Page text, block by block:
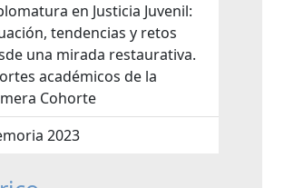
en Justicia Juvenil:
tendencias y retos
una mirada restaurativa.
académicos de la
Cohorte
2023